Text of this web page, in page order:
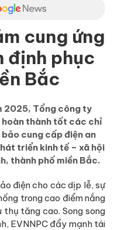
cung ứng
định phục
Bắc
2025, Tổng công ty
hoàn thành tốt các chỉ
cung cấp điện an
triển kinh tế – xã hội
thành phố miền Bắc.
điện cho các dịp lễ, sự
trong cao điểm nắng
tăng cao. Song song
EVNNPC đẩy mạnh tái